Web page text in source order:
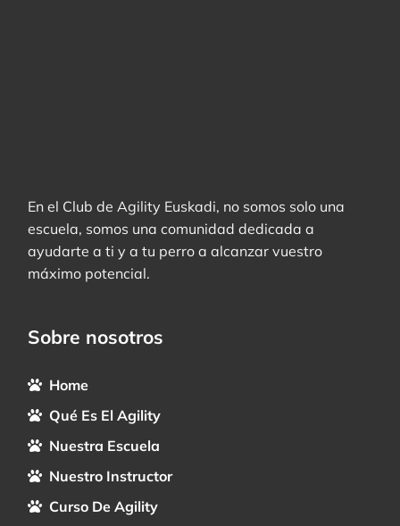
En el Club de Agility Euskadi, no somos solo una
escuela, somos una comunidad dedicada a
ayudarte a ti y a tu perro a alcanzar vuestro
máximo potencial.
Sobre nosotros
Home
Qué Es El Agility
Nuestra Escuela
Nuestro Instructor
Curso De Agility